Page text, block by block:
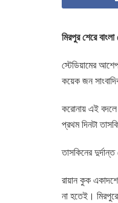
মিরপুর শেরে
স্টেডিয়ামের
কয়েক জন
করোনায় এই বদলে
প্রথম দিনটা
তাসকিনের
রায়ান কুক
না হতেই।